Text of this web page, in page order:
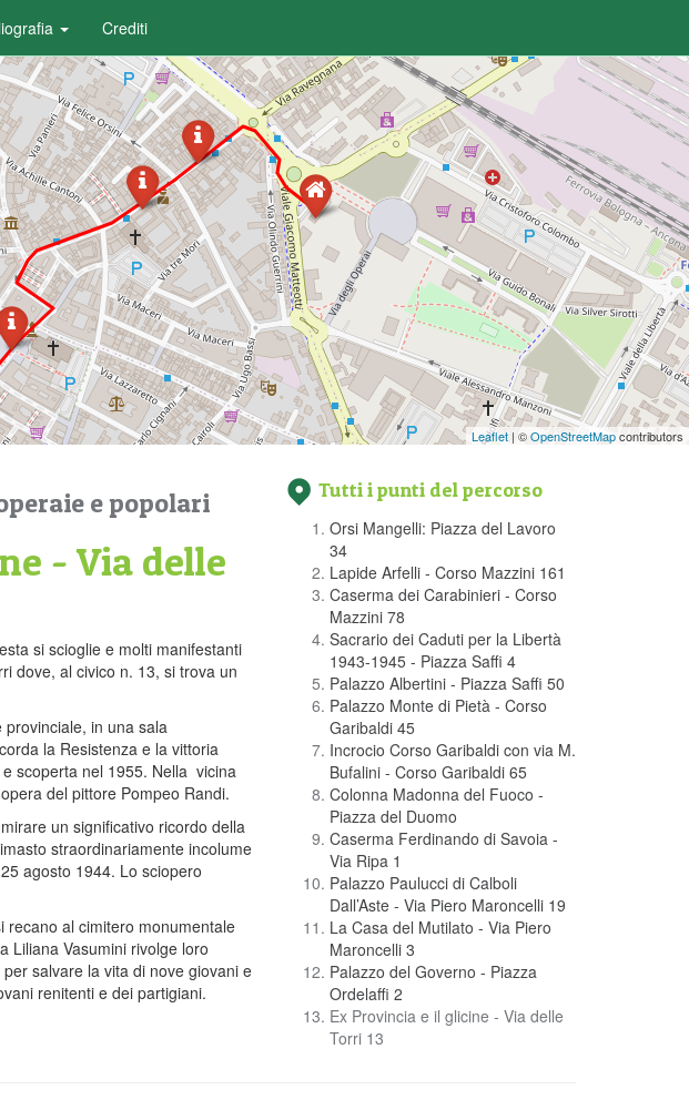
Crediti
Leaflet | ©OpenStreetMapcontributors
e popolari
- Via delle
si scioglie e molti manifestanti
dove, al civico n. 13, si trova un
provinciale, in una sala
la Resistenza e la vittoria
scoperta nel 1955. Nella vicina
del pittore Pompeo Randi.
un significativo ricordo della
straordinariamente incolume
agosto 1944. Lo sciopero
recano al cimitero monumentale
Liliana Vasumini rivolge loro
salvare la vita di nove giovani e
renitenti e dei partigiani.
Tutti i punti del percorso
Orsi Mangelli: Piazza del Lavoro
34
Lapide Arfelli - Corso Mazzini 161
Caserma dei Carabinieri - Corso
Mazzini 78
Sacrario dei Caduti per la Libertà
1943-1945 - Piazza Saffi 4
Palazzo Albertini - Piazza Saffi 50
Palazzo Monte di Pietà - Corso
Garibaldi 45
Incrocio Corso Garibaldi con via M.
Bufalini - Corso Garibaldi 65
Colonna Madonna del Fuoco -
Piazza del Duomo
Caserma Ferdinando di Savoia -
Via Ripa 1
Palazzo Paulucci di Calboli
Dall’Aste - Via Piero Maroncelli 19
La Casa del Mutilato - Via Piero
Maroncelli 3
Palazzo del Governo - Piazza
Ordelaffi 2
Ex Provincia e il glicine - Via delle
Torri 13